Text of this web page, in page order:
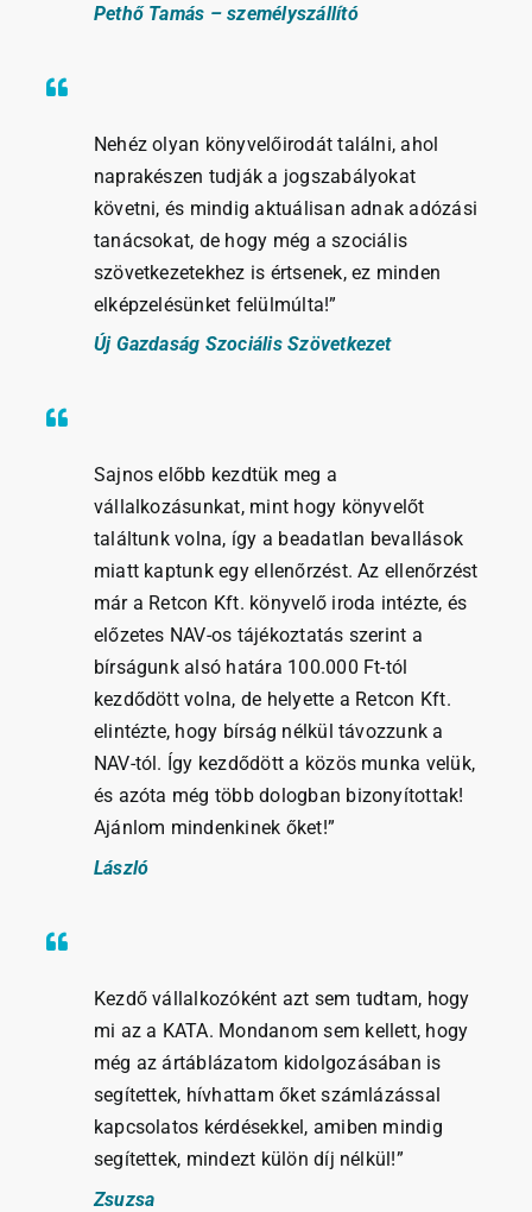
Pethő Tamás – személyszállító
Nehéz olyan könyvelőirodát találni, ahol
naprakészen tudják a jogszabályokat
követni, és mindig aktuálisan adnak adózási
tanácsokat, de hogy még a szociális
szövetkezetekhez is értsenek, ez minden
elképzelésünket felülmúlta!”
Új Gazdaság Szociális Szövetkezet
Sajnos előbb kezdtük meg a
vállalkozásunkat, mint hogy könyvelőt
találtunk volna, így a beadatlan bevallások
miatt kaptunk egy ellenőrzést. Az ellenőrzést
már a Retcon Kft. könyvelő iroda intézte, és
előzetes NAV-os tájékoztatás szerint a
bírságunk alsó határa 100.000 Ft-tól
kezdődött volna, de helyette a Retcon Kft.
elintézte, hogy bírság nélkül távozzunk a
NAV-tól. Így kezdődött a közös munka velük,
és azóta még több dologban bizonyítottak!
Ajánlom mindenkinek őket!”
László
Kezdő vállalkozóként azt sem tudtam, hogy
mi az a KATA. Mondanom sem kellett, hogy
még az ártáblázatom kidolgozásában is
segítettek, hívhattam őket számlázással
kapcsolatos kérdésekkel, amiben mindig
segítettek, mindezt külön díj nélkül!”
Zsuzsa